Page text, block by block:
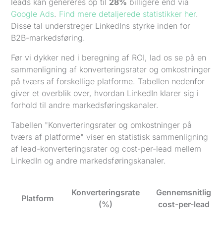
leads kan genereres op til 28% billigere end via
Google Ads. Find mere detaljerede statistikker her.
Disse tal understreger LinkedIns styrke inden for
B2B-markedsføring.
Før vi dykker ned i beregning af ROI, lad os se på en
sammenligning af konverteringsrater og omkostninger
på tværs af forskellige platforme. Tabellen nedenfor
giver et overblik over, hvordan LinkedIn klarer sig i
forhold til andre markedsføringskanaler.
Tabellen "Konverteringsrater og omkostninger på
tværs af platforme" viser en statistisk sammenligning
af lead-konverteringsrater og cost-per-lead mellem
LinkedIn og andre markedsføringskanaler.
Platform
Konverteringsrate
(%)
Gennemsnitlig
cost-per-lead